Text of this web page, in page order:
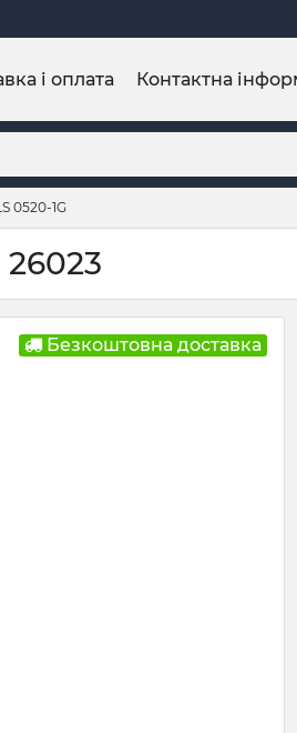
і оплата Контактна
0520-1G
26023
Безкоштовна доставка